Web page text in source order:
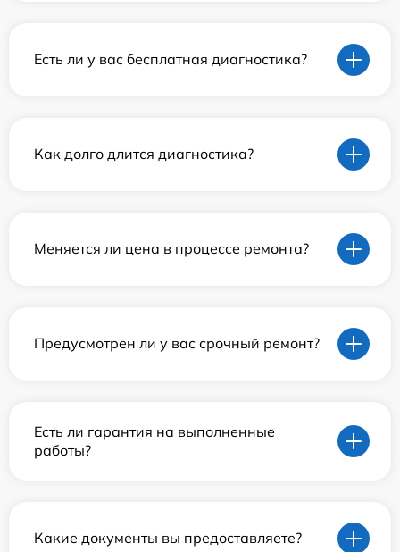
Есть ли у вас бесплатная диагностика?
Как долго длится диагностика?
Меняется ли цена в процессе ремонта?
Предусмотрен ли у вас срочный ремонт?
Есть ли гарантия на выполненные
работы?
Какие документы вы предоставляете?